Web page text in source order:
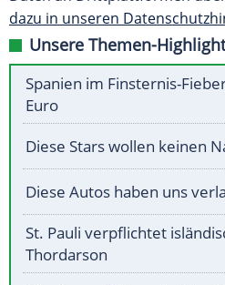
dazu in unseren
Unsere Themen-
Spanien im Finsternis-
Euro
Diese Stars wollen keinen
Diese Autos haben uns
St. Pauli verpflichtet
Thordarson